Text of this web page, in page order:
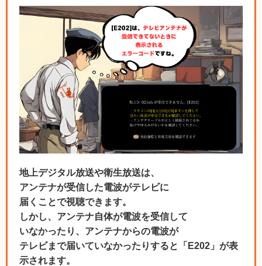
地上デジタル放送や衛生放送は、
アンテナが受信した電波がテレビに
届くことで視聴できます。
しかし、アンテナ自体が電波を受信して
いなかったり、アンテナからの電波が
テレビまで届いていなかったりすると「E202」が表
示されます。